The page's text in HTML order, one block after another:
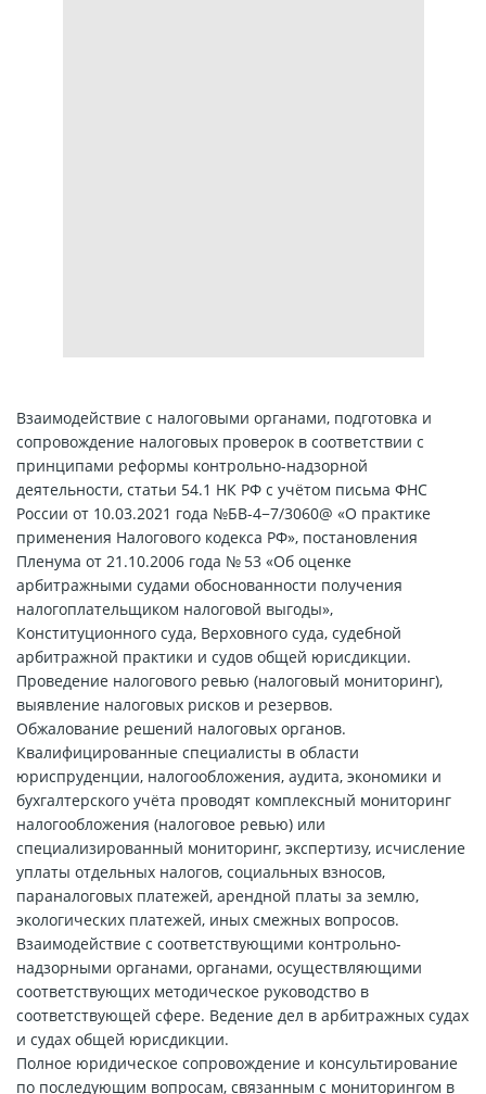
Взаимодействие с налоговыми органами, подготовка и
сопровождение налоговых проверок в соответствии с
принципами реформы контрольно-надзорной
деятельности, статьи 54.1 НК РФ с учётом письма ФНС
России от 10.03.2021 года №БВ-4−7/3060@ «О практике
применения Налогового кодекса РФ», постановления
Пленума от 21.10.2006 года № 53 «Об оценке
арбитражными судами обоснованности получения
налогоплательщиком налоговой выгоды»,
Конституционного суда, Верховного суда, судебной
арбитражной практики и судов общей юрисдикции.
Проведение налогового ревью (налоговый мониторинг),
выявление налоговых рисков и резервов.
Обжалование решений налоговых органов.
Квалифицированные специалисты в области
юриспруденции, налогообложения, аудита, экономики и
бухгалтерского учёта проводят комплексный мониторинг
налогообложения (налоговое ревью) или
специализированный мониторинг, экспертизу, исчисление
уплаты отдельных налогов, социальных взносов,
параналоговых платежей, арендной платы за землю,
экологических платежей, иных смежных вопросов.
Взаимодействие с соответствующими контрольно-
надзорными органами, органами, осуществляющими
соответствующих методическое руководство в
соответствующей сфере. Ведение дел в арбитражных судах
и судах общей юрисдикции.
Полное юридическое сопровождение и консультирование
по последующим вопросам, связанным с мониторингом в